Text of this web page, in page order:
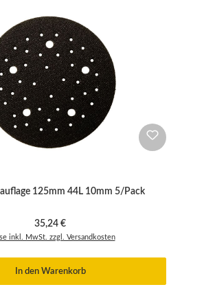
125mm 44L 10mm 5/Pack
Regulärer Preis:
35,24 €
inkl. MwSt. zzgl. Versandkosten
In den Warenkorb